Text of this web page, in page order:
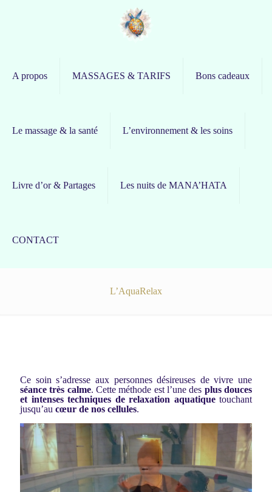
A propos MASSAGES & TARIFS Bons cadeaux
Le massage & la santé L’environnement & les soins
Livre d’or & Partages Les nuits de MANA’HATA
CONTACT
L’AquaRelax
Ce soin s’adresse aux personnes désireuses de vivre une
séance très calme. Cette méthode est l’une des plus douces
et intenses techniques de relaxation aquatiquetouchant
jusqu’au cœur de nos cellules.